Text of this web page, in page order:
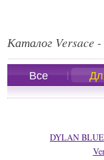
Каталог Versace
Все
DYLAN